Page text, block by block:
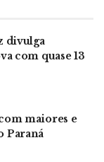
divulga
com quase 13
maiores e
Paraná